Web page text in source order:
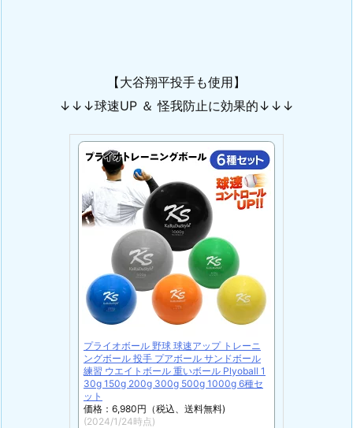
【大谷翔平投手も使用】
↓↓↓球速UP ＆ 怪我防止に効果的↓↓↓
プライオボール 野球 球速アップ トレーニ
ングボール 投手 プアボール サンドボール
練習 ウエイトボール 重いボール Plyoball 1
30g 150g 200g 300g 500g 1000g 6種セ
ット
価格：6,980円（税込、送料無料)
(2024/1/24時点)